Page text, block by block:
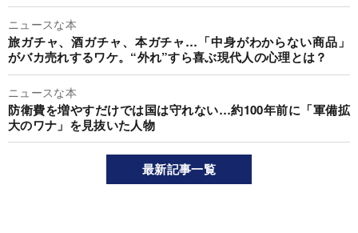
ニュースな本
旅ガチャ、酒ガチャ、本ガチャ…「中身がわからない商品」
がバカ売れするワケ。“外れ”すら喜ぶ現代人の心理とは？
ニュースな本
防衛費を増やすだけでは国は守れない…約100年前に「軍備拡
大のワナ」を見抜いた人物
最新記事一覧